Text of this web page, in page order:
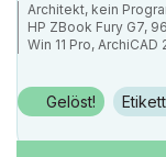
Architekt, kein
HP ZBook Fury G7,
Win 11 Pro, ArchiCAD
Gelöst!